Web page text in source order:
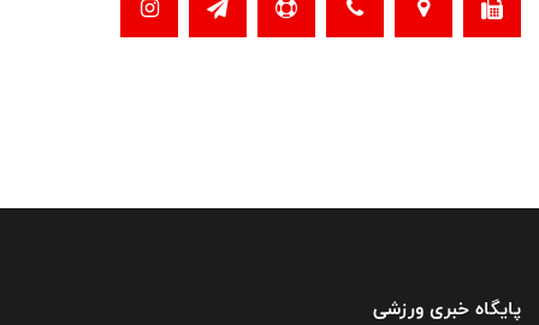
پایگاه خبری ورزشی